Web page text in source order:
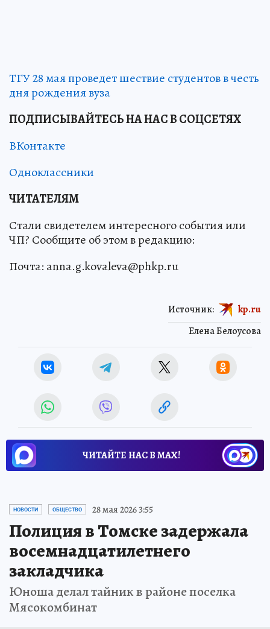
ТГУ 28 мая проведет шествие студентов в честь
дня рождения вуза
ПОДПИСЫВАЙТЕСЬ НА НАС В СОЦСЕТЯХ
ВКонтакте
Одноклассники
ЧИТАТЕЛЯМ
Стали свидетелем интересного события или
ЧП? Сообщите об этом в редакцию:
Почта: anna.g.kovaleva@phkp.ru
Елена Белоусова
Источник: kp.ru
ЧИТАЙТЕ НАС В МАХ!
НОВОСТИ ОБЩЕСТВО 28 мая 2026 3:55
Полиция в Томске задержала
восемнадцатилетнего
закладчика
Юноша делал тайник в районе поселка
Мясокомбинат